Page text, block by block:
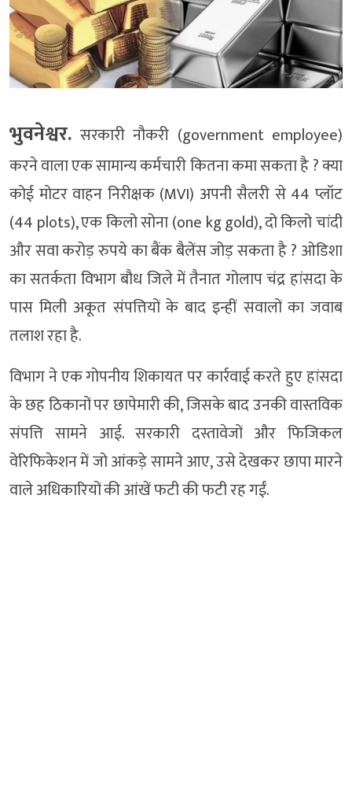
भुवनेश्वर. सरकारी नौकरी (government employee)
करने वाला एक सामान्य कर्मचारी कितना कमा सकता है ? क्या
कोई मोटर वाहन निरीक्षक (MVI) अपनी सैलरी से 44 प्लॉट
(44 plots), एक किलो सोना (one kg gold), दो किलो चांदी
और सवा करोड़ रुपये का बैंक बैलेंस जोड़ सकता है ? ओडिशा
का सतर्कता विभाग बौध जिले में तैनात गोलाप चंद्र हांसदा के
पास मिली अकूत संपत्तियों के बाद इन्हीं सवालों का जवाब
तलाश रहा है.
विभाग ने एक गोपनीय शिकायत पर कार्रवाई करते हुए हांसदा
के छह ठिकानों पर छापेमारी की, जिसके बाद उनकी वास्तविक
संपत्ति सामने आई. सरकारी दस्तावेजों और फिजिकल
वेरिफिकेशन में जो आंकड़े सामने आए, उसे देखकर छापा मारने
वाले अधिकारियों की आंखें फटी की फटी रह गईं.